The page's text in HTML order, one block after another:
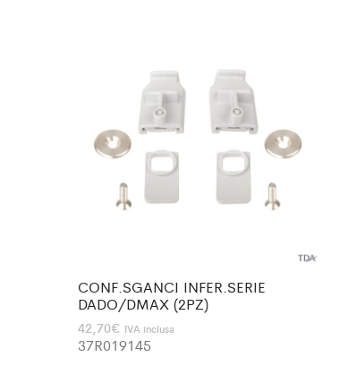
CONF.SGANCI INFER.SERIE
DADO/DMAX (2PZ)
42,70€ IVA inclusa
37R019145